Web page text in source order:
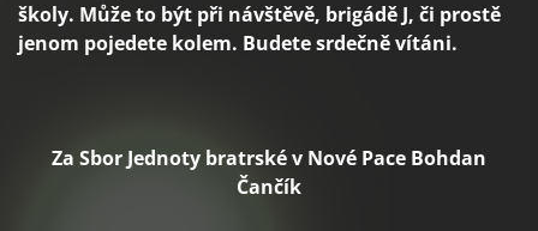
školy. Může to být při návštěvě, brigádě J, či prostě
jenom pojedete kolem. Budete srdečně vítáni.
Za Sbor Jednoty bratrské v Nové Pace Bohdan
Čančík